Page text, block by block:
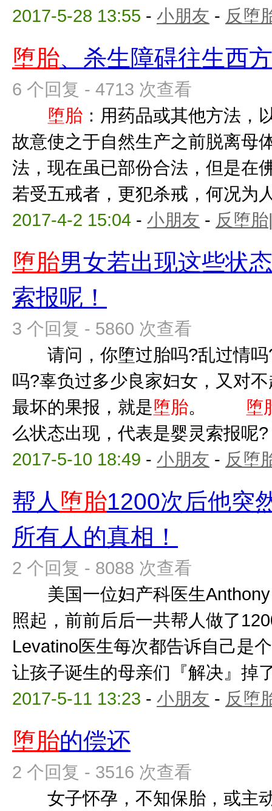
2017-5-28 13:55 - 小朋友 - 反堕
堕胎、杀生障碍往生西
6 个回复 - 4713 次查看
堕胎 ：用药品或其他方法，
故意使之于自然生产之前脱
法，现在虽已部份合法，但是在
若受五戒者，更犯杀戒，何况为
2017-4-2 15:04 - 小朋友 - 反堕
堕胎男女若出现这些状
索报呢！
3 个回复 - 5860 次查看
请问，你堕过胎吗?乱过情吗
吗?辜负过多少良家妇女，又对
最坏的果报，就是堕胎。 堕
么状态出现，代表是婴灵索报
2017-5-10 18:49 - 小朋友 - 反堕
帮人 堕胎1200次后他突
所有人的真相！
2 个回复 - 8088 次查看
美国一位妇产科医生Anthony
照起，前前后后一共帮人做
Levatino医生每次都告诉自己是
让孩子诞生的母亲们『解决』掉
2017-5-11 13:23 - 小朋友 - 反堕
堕胎的偿还
2 个回复 - 3516 次查看
女子怀孕，不知保胎，或主